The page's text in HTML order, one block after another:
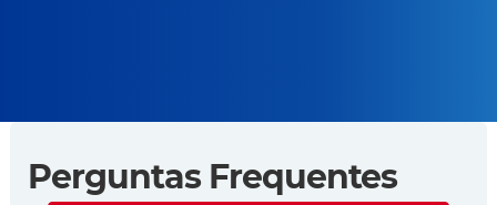
Perguntas Frequentes